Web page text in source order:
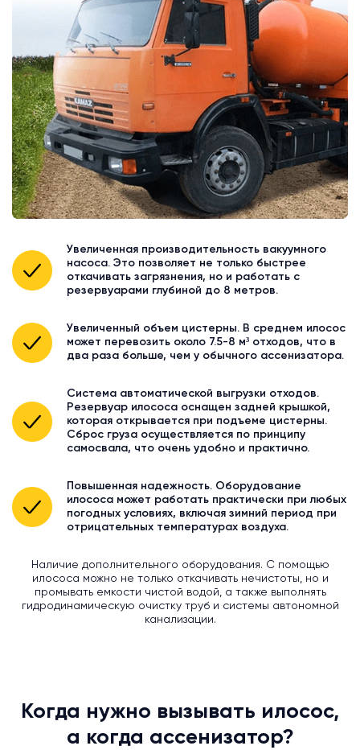
Увеличенная производительность вакуумного
насоса. Это позволяет не только быстрее
откачивать загрязнения, но и работать с
резервуарами глубиной до 8 метров.
Увеличенный объем цистерны. В среднем илосос
может перевозить около 7.5-8 м³ отходов, что в
два раза больше, чем у обычного ассенизатора.
Система автоматической выгрузки отходов.
Резервуар илососа оснащен задней крышкой,
которая открывается при подъеме цистерны.
Сброс груза осуществляется по принципу
самосвала, что очень удобно и практично.
Повышенная надежность. Оборудование
илососа может работать практически при любых
погодных условиях, включая зимний период при
отрицательных температурах воздуха.
Наличие дополнительного оборудования. С помощью
илососа можно не только откачивать нечистоты, но и
промывать емкости чистой водой, а также выполнять
гидродинамическую очистку труб и системы автономной
канализации.
Когда нужно вызывать илосос,
а когда ассенизатор?